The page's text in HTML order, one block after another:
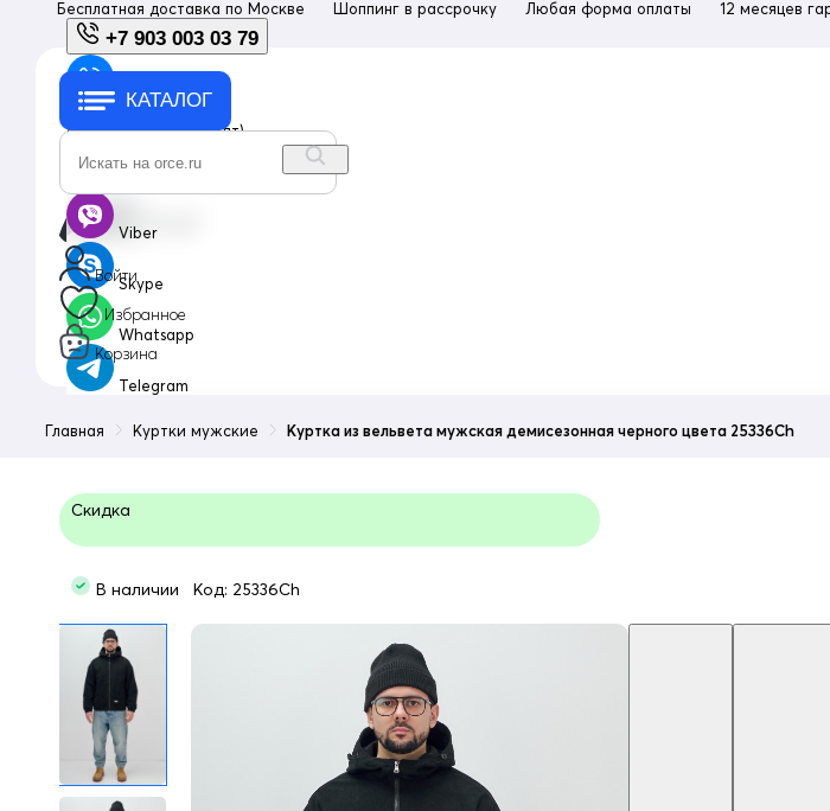
Бесплатная доставка по Москве Шоппинг в рассрочку Любая форма оплаты 12 месяцев
+7 903 003 03 79
+7 903 003 03 79
с 10:00 до 18:00 (пн-пт)
Viber
Skype
Whatsapp
Telegram
КАТАЛОГ
Войти
Избранное
Корзина
Главная Куртки мужские Куртка из вельвета мужская демисезонная черного цвета 25336Ch
Скидка
В наличии Код: 25336Ch